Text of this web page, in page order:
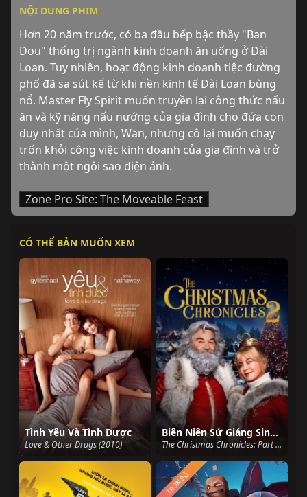
NỘI DUNG PHIM
Hơn 20 năm trước, có ba đầu bếp bậc thầy "Ban
Dou" thống trị ngành kinh doanh ăn uống ở Đài
Loan. Tuy nhiên, hoạt động kinh doanh tiệc đường
phố đã sa sút kể từ khi nền kinh tế Đài Loan bùng
nổ. Master Fly Spirit muốn truyền lại công thức nấu
ăn và kỹ năng nấu nướng của gia đình cho đứa con
duy nhất của mình, Wan, nhưng cô lại muốn chạy
trốn khỏi công việc kinh doanh của gia đình và trở
thành một ngôi sao điện ảnh.
Zone Pro Site: The Moveable Feast
CÓ THỂ BẢN MUỐN XEM
Tình Yêu Và Tình Dược
Love & Other Drugs (2010)
Biên Niên Sử Giáng Sinh: Phần Hai
The Christmas Chronicles: Part Two (2020)
TRỌN BỘ